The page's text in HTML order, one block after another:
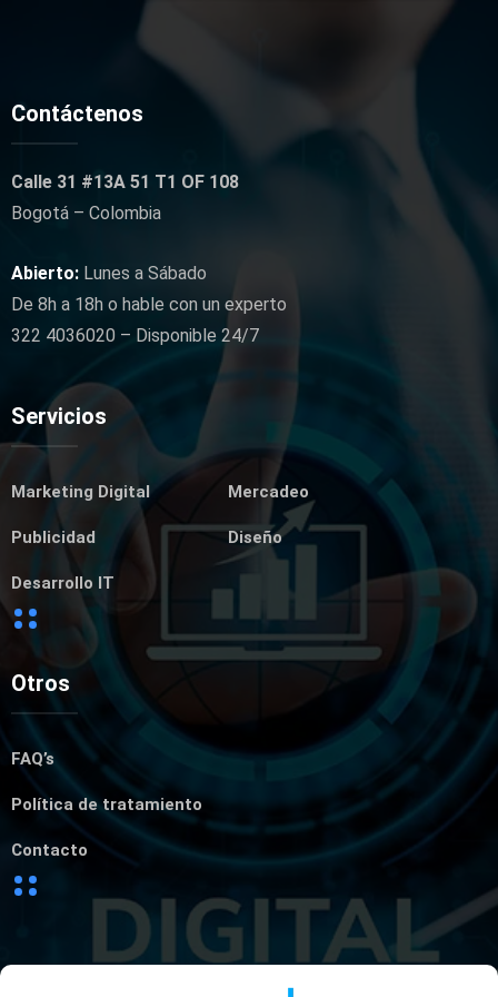
Contáctenos
Calle 31 #13A 51 T1 OF 108
Bogotá – Colombia
Abierto: Lunes a Sábado
De 8h a 18h o hable con un experto
322 4036020 – Disponible 24/7
Servicios
Marketing Digital Mercadeo
Publicidad Diseño
Desarrollo IT
Otros
FAQ’s
Política de tratamiento
Contacto